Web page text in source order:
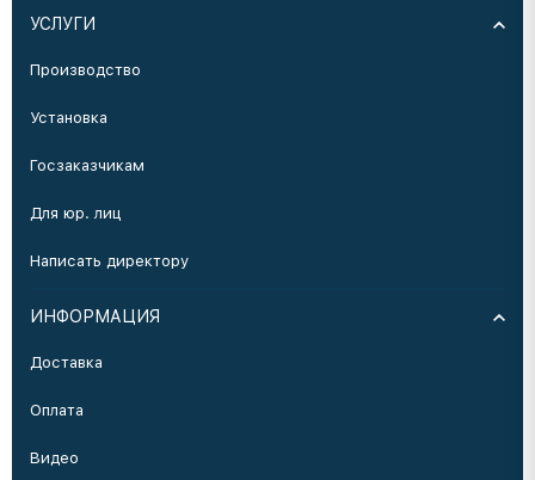
УСЛУГИ
Производство
Установка
Госзаказчикам
Для юр. лиц
Написать директору
ИНФОРМАЦИЯ
Доставка
Оплата
Видео